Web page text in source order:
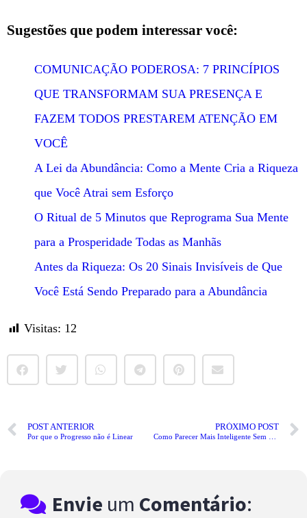
Sugestões que podem interessar você:
COMUNICAÇÃO PODEROSA: 7 PRINCÍPIOS
QUE TRANSFORMAM SUA PRESENÇA E
FAZEM TODOS PRESTAREM ATENÇÃO EM
VOCÊ
A Lei da Abundância: Como a Mente Cria a Riqueza
que Você Atrai sem Esforço
O Ritual de 5 Minutos que Reprograma Sua Mente
para a Prosperidade Todas as Manhãs
Antes da Riqueza: Os 20 Sinais Invisíveis de Que
Você Está Sendo Preparado para a Abundância
Visitas: 12
POST ANTERIOR
Por que o Progresso não é Linear
PRÓXIMO POST
Envie um Comentário: